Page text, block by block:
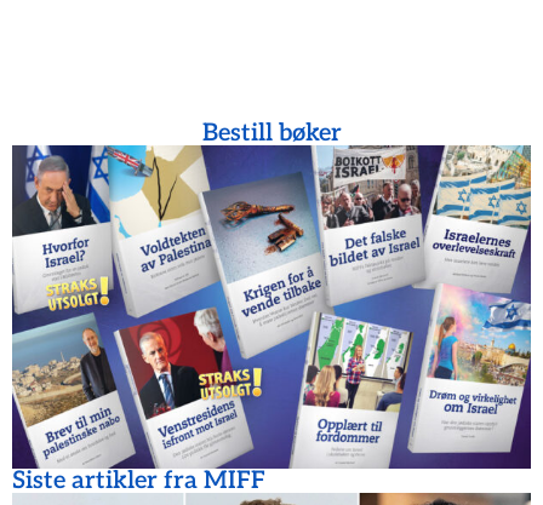
Bestill bøker
Siste artikler fra MIFF